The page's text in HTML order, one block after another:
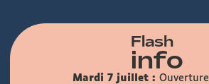
Flash
info
Mardi 7 juillet : Ouverture